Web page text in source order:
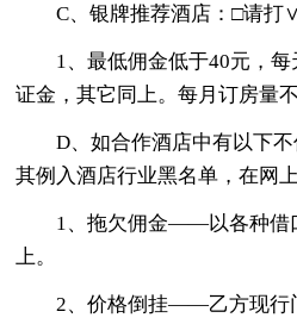
C、银牌推荐酒店：□请打
1、最低佣金低于40元，每
证金，其它同上。每月订房量
D、如合作酒店中有以下不
其例入酒店行业黑名单，在网上
1、拖欠佣金——以各种借
上。
2、价格倒挂——乙方现行